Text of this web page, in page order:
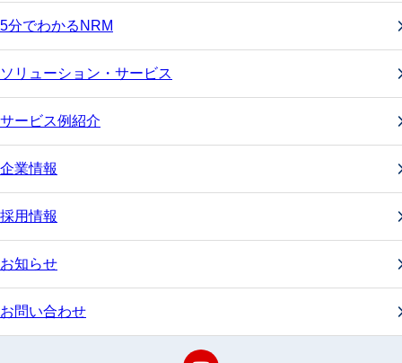
5分でわかるNRM
ソリューション・サービス
サービス例紹介
企業情報
採用情報
お知らせ
お問い合わせ